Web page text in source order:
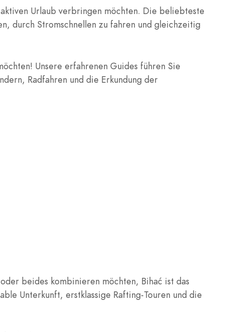
Urlaub verbringen möchten. Die beliebteste
durch Stromschnellen zu fahren und gleichzeitig
Unsere erfahrenen Guides führen Sie
Radfahren und die Erkundung der
beides kombinieren möchten, Bihać ist das
Unterkunft, erstklassige Rafting-Touren und die